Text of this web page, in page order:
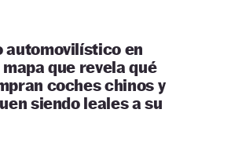
automovilístico en
que revela qué
coches chinos y
siendo leales a su